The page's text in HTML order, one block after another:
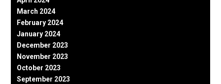
March 2024
February 2024
January 2024
December 2023
November 2023
October 2023
September 2023